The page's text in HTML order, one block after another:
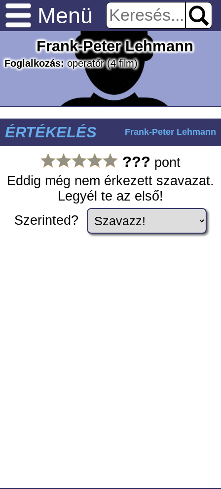
Menü
Frank-Peter Lehmann
Foglalkozás:operatőr(4 film)
ÉRTÉKELÉS Frank-Peter Lehmann
??? pont
Eddig még nem érkezett szavazat.
Legyél te az első!
Szerinted?